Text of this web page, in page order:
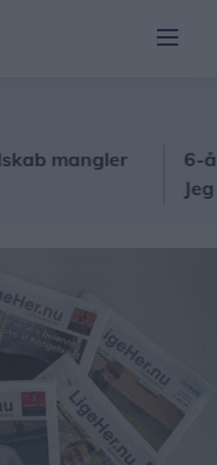
mangler
6-årige
Jeg